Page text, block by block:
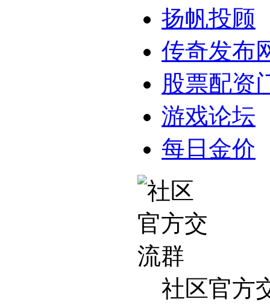
扬帆投顾
传奇发布
股票配资
游戏论坛
每日金价
社区官方